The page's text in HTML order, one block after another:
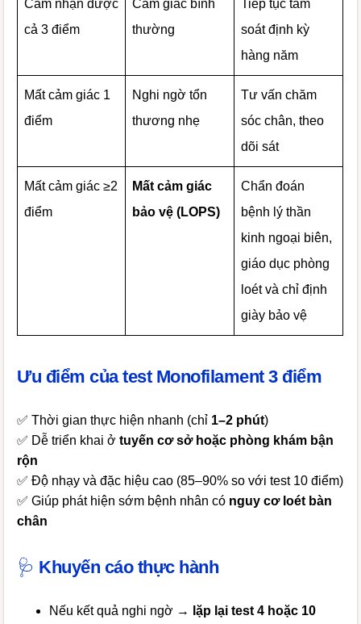
Cảm nhận được
cả 3 điểm
Cảm giác bình
thường
Tiếp tục tầm
soát định kỳ
hàng năm
Mất cảm giác 1
điểm
Nghi ngờ tổn
thương nhẹ
Tư vấn chăm
sóc chân, theo
dõi sát
Mất cảm giác ≥2
điểm
Mất cảm giác
bảo vệ (LOPS)
Chẩn đoán
bệnh lý thần
kinh ngoại biên,
giáo dục phòng
loét và chỉ định
giày bảo vệ
Ưu điểm của test Monofilament 3 điểm
✅ Thời gian thực hiện nhanh (chỉ 1–2 phút)
✅ Dễ triển khai ởtuyến cơ sở hoặc phòng khám bận
rộn
✅ Độ nhạy và đặc hiệu cao (85–90% so với test 10 điểm)
✅ Giúp phát hiện sớm bệnh nhân có nguy cơ loét bàn
chân
🩺 Khuyến cáo thực hành
Nếu kết quả nghi ngờ → lặp lại test 4 hoặc 10